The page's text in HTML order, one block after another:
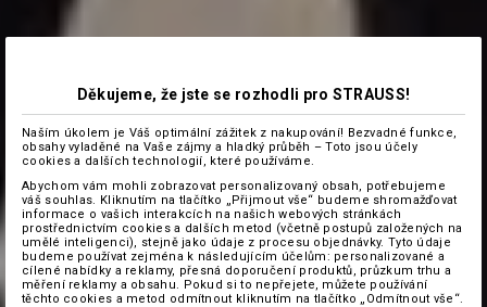
Děkujeme, že jste se rozhodli pro STRAUSS!
Naším úkolem je Váš optimální zážitek z nakupování! Bezvadné funkce,
obsahy vyladěné na Vaše zájmy a hladký průběh – Toto jsou účely
cookies a dalších technologií, které používáme.
Abychom vám mohli zobrazovat personalizovaný obsah, potřebujeme
váš souhlas. Kliknutím na tlačítko „Přijmout vše“ budeme shromažďovat
informace o vašich interakcích na našich webových stránkách
prostřednictvím cookies a dalších metod (včetně postupů založených na
umělé inteligenci), stejně jako údaje z procesu objednávky. Tyto údaje
budeme používat zejména k následujícím účelům: personalizované a
cílené nabídky a reklamy, přesná doporučení produktů, průzkum trhu a
měření reklamy a obsahu. Pokud si to nepřejete, můžete používání
těchto cookies a metod odmítnout kliknutím na tlačítko „Odmítnout vše“.